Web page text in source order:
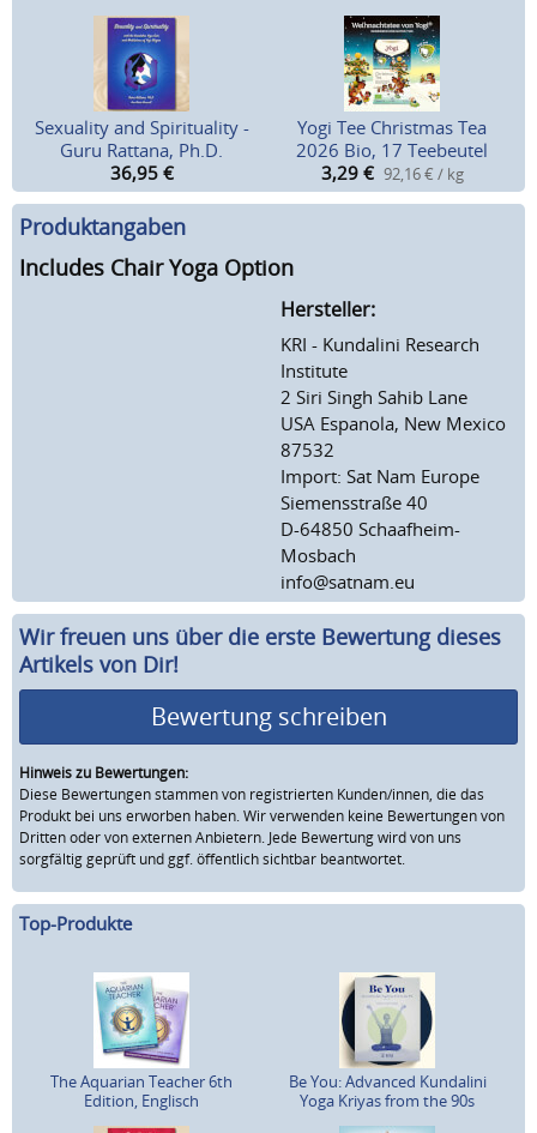
Sexuality and Spirituality -
Guru Rattana, Ph.D.
36,95 €
Yogi Tee Christmas Tea
2026 Bio, 17 Teebeutel
3,29 € 92,16 € / kg
Produktangaben
Includes Chair Yoga Option
Hersteller:
KRI - Kundalini Research
Institute
2 Siri Singh Sahib Lane
USA Espanola, New Mexico
87532
Import: Sat Nam Europe
Siemensstraße 40
D-64850 Schaafheim-
Mosbach
info@satnam.eu
Wir freuen uns über die erste Bewertung dieses
Artikels von Dir!
Bewertung schreiben
Hinweis zu Bewertungen:
Diese Bewertungen stammen von registrierten Kunden/innen, die das
Produkt bei uns erworben haben. Wir verwenden keine Bewertungen von
Dritten oder von externen Anbietern. Jede Bewertung wird von uns
sorgfältig geprüft und ggf. öffentlich sichtbar beantwortet.
Top-Produkte
The Aquarian Teacher 6th
Edition, Englisch
Be You: Advanced Kundalini
Yoga Kriyas from the 90s